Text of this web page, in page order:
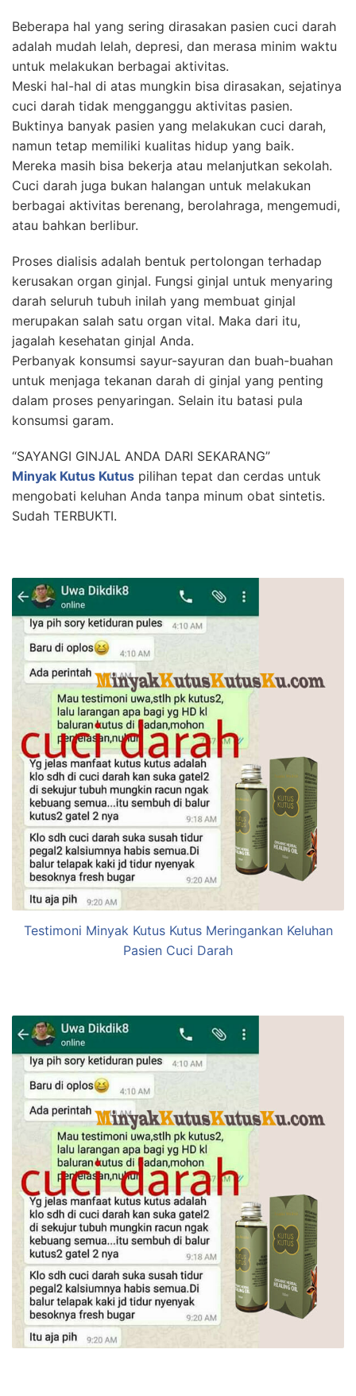
Beberapa hal yang sering dirasakan pasien cuci darah
adalah mudah lelah, depresi, dan merasa minim waktu
untuk melakukan berbagai aktivitas.
Meski hal-hal di atas mungkin bisa dirasakan, sejatinya
cuci darah tidak mengganggu aktivitas pasien.
Buktinya banyak pasien yang melakukan cuci darah,
namun tetap memiliki kualitas hidup yang baik.
Mereka masih bisa bekerja atau melanjutkan sekolah.
Cuci darah juga bukan halangan untuk melakukan
berbagai aktivitas berenang, berolahraga, mengemudi,
atau bahkan berlibur.
Proses dialisis adalah bentuk pertolongan terhadap
kerusakan organ ginjal. Fungsi ginjal untuk menyaring
darah seluruh tubuh inilah yang membuat ginjal
merupakan salah satu organ vital. Maka dari itu,
jagalah kesehatan ginjal Anda.
Perbanyak konsumsi sayur-sayuran dan buah-buahan
untuk menjaga tekanan darah di ginjal yang penting
dalam proses penyaringan. Selain itu batasi pula
konsumsi garam.
“SAYANGI GINJAL ANDA DARI SEKARANG”
Minyak Kutus Kutus pilihan tepat dan cerdas untuk
mengobati keluhan Anda tanpa minum obat sintetis.
Sudah TERBUKTI.
Testimoni Minyak Kutus Kutus Meringankan Keluhan
Pasien Cuci Darah